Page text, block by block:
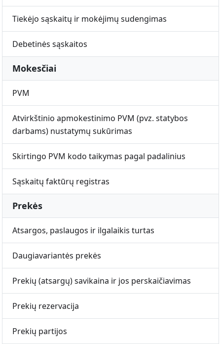
Tiekėjo sąskaitų ir mokėjimų sudengimas
Debetinės sąskaitos
Mokesčiai
PVM
Atvirkštinio apmokestinimo PVM (pvz. statybos
darbams) nustatymų sukūrimas
Skirtingo PVM kodo taikymas pagal padalinius
Sąskaitų faktūrų registras
Prekės
Atsargos, paslaugos ir ilgalaikis turtas
Daugiavariantės prekės
Prekių (atsargų) savikaina ir jos perskaičiavimas
Prekių rezervacija
Prekių partijos